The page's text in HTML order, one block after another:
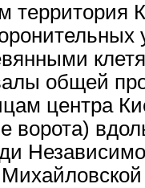
общей
центра
ворота)